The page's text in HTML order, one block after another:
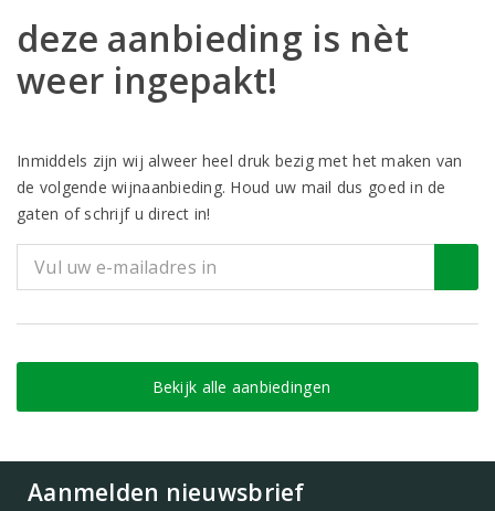
deze aanbieding is nèt
weer ingepakt!
Inmiddels zijn wij alweer heel druk bezig met het maken van
de volgende wijnaanbieding. Houd uw mail dus goed in de
gaten of schrijf u direct in!
Bekijk alle aanbiedingen
Aanmelden nieuwsbrief